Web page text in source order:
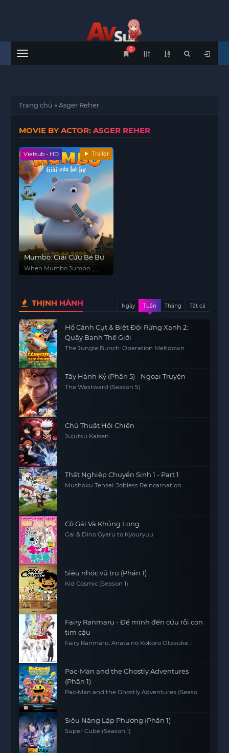
Menu
0
Trang chủ »Asger Reher
MOVIE BY ACTOR: ASGER REHER
Vietsub - HD Trailer
Mumbo: Giải Cứu Bé Bự
When Mumbo Jumbo
THỊNH HÀNH Ngày Tuần Tháng Tất cả
Hổ Cánh Cụt & Biệt Đội Rừng Xanh 2:
Quậy Banh Thế Giới
The Jungle Bunch: Operation Meltdown
Tây Hành Kỷ (Phần 5) - Ngoại Truyện
The Westward (Season 5)
Chú Thuật Hồi Chiến
Jujutsu Kaisen
Thất Nghiệp Chuyển Sinh 1 - Part 1
Mushoku Tensei: Jobless Reincarnation
Cô Gái Và Khủng Long
Gal & Dino Gyaru to Kyouryuu
Siêu nhóc vũ trụ (Phần 1)
Kid Cosmic (Season 1)
Fairy Ranmaru - Để mình đến cứu rỗi con
tim cậu
Fairy Ranmaru: Anata no Kokoro Otasuke
Pac-Man and the Ghostly Adventures
(Phần 1)
Pac-Man and the Ghostly Adventures (Season
Siêu Năng Lập Phương (Phần 1)
Super Cube (Season 1)